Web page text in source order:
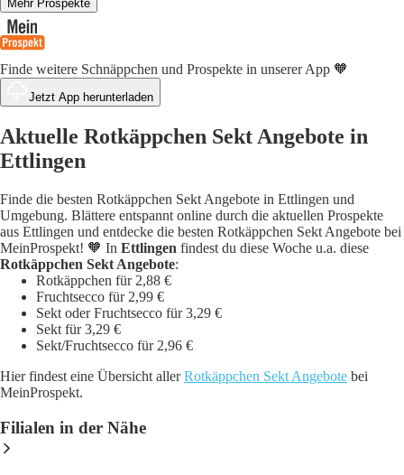
Mehr Prospekte
Finde weitere Schnäppchen und Prospekte in unserer App 🧡
Jetzt App herunterladen
Aktuelle Rotkäppchen Sekt Angebote in
Ettlingen
Finde die besten Rotkäppchen Sekt Angebote in Ettlingen und
Umgebung. Blättere entspannt online durch die aktuellen Prospekte
aus Ettlingen und entdecke die besten Rotkäppchen Sekt Angebote bei
MeinProspekt! 🧡 In Ettlingen findest du diese Woche u.a. diese
Rotkäppchen Sekt Angebote:
Rotkäppchen für 2,88 €
Fruchtsecco für 2,99 €
Sekt oder Fruchtsecco für 3,29 €
Sekt für 3,29 €
Sekt/Fruchtsecco für 2,96 €
Hier findest eine Übersicht allerRotkäppchen Sekt Angebote bei
MeinProspekt.
Filialen in der Nähe